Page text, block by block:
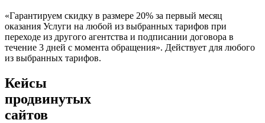
«Гарантируем скидку в размере 20% за первый месяц
оказания Услуги на любой из выбранных тарифов при
переходе из другого агентства и подписании договора в
течение 3 дней с момента обращения». Действует для любого
из выбранных тарифов.
Кейсы
продвинутых
сайтов